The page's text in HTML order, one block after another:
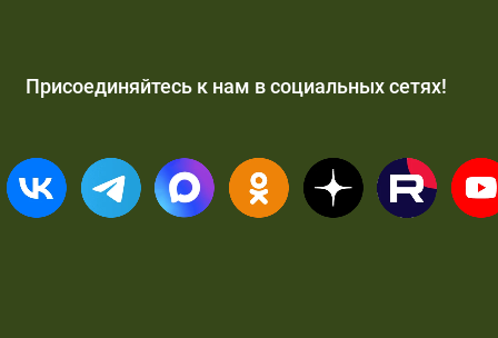
Присоединяйтесь к нам в социальных сетях!